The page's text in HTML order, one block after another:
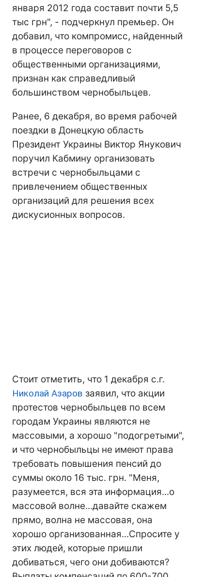
января 2012 года составит почти 5,5
тыс грн", - подчеркнул премьер. Он
добавил, что компромисс, найденный
в процессе переговоров с
общественными организациями,
признан как справедливый
большинством чернобыльцев.
Ранее, 6 декабря, во время рабочей
поездки в Донецкую область
Президент Украины Виктор Янукович
поручил Кабмину организовать
встречи с чернобыльцами с
привлечением общественных
организаций для решения всех
дискусионных вопросов.
Стоит отметить, что 1 декабря с.г.
Николай Азаров заявил, что акции
протестов чернобыльцев по всем
городам Украины являются не
массовыми, а хорошо "подогретыми",
и что чернобыльцы не имеют права
требовать повышения пенсий до
суммы около 16 тыс. грн. "Меня,
разумеется, вся эта информация...о
массовой волне...давайте скажем
прямо, волна не массовая, она
хорошо организованная...Спросите у
этих людей, которые пришли
добиваться, чего они добиваются?